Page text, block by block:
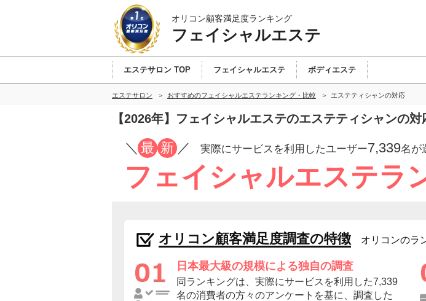
オリコン顧客満足度ランキング
フェイシャルエステ
エステサロン TOP フェイシャルエステ ボディエステ
エステサロン おすすめのフェイシャルエステランキング・比較 エステティシャンの対応
【2026年】フェイシャルエステのエステティシャンの
／ 最 新 ／ 実際にサービスを利用したユーザー7,339名が
フェイシャルエステラ
オリコン顧客満足度調査の特徴 オリコンのラ
日本最大級の規模による独自の調査
同ランキングは、実際にサービスを利用した7,339
名の消費者の方々のアンケートを基に、調査した